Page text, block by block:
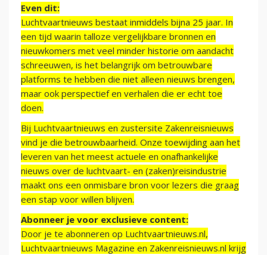
Even dit:
Luchtvaartnieuws bestaat inmiddels bijna 25 jaar. In
een tijd waarin talloze vergelijkbare bronnen en
nieuwkomers met veel minder historie om aandacht
schreeuwen, is het belangrijk om betrouwbare
platforms te hebben die niet alleen nieuws brengen,
maar ook perspectief en verhalen die er echt toe
doen.
Bij Luchtvaartnieuws en zustersite Zakenreisnieuws
vind je die betrouwbaarheid. Onze toewijding aan het
leveren van het meest actuele en onafhankelijke
nieuws over de luchtvaart- en (zaken)reisindustrie
maakt ons een onmisbare bron voor lezers die graag
een stap voor willen blijven.
Abonneer je voor exclusieve content:
Door je te abonneren op Luchtvaartnieuws.nl,
Luchtvaartnieuws Magazine en Zakenreisnieuws.nl krijg